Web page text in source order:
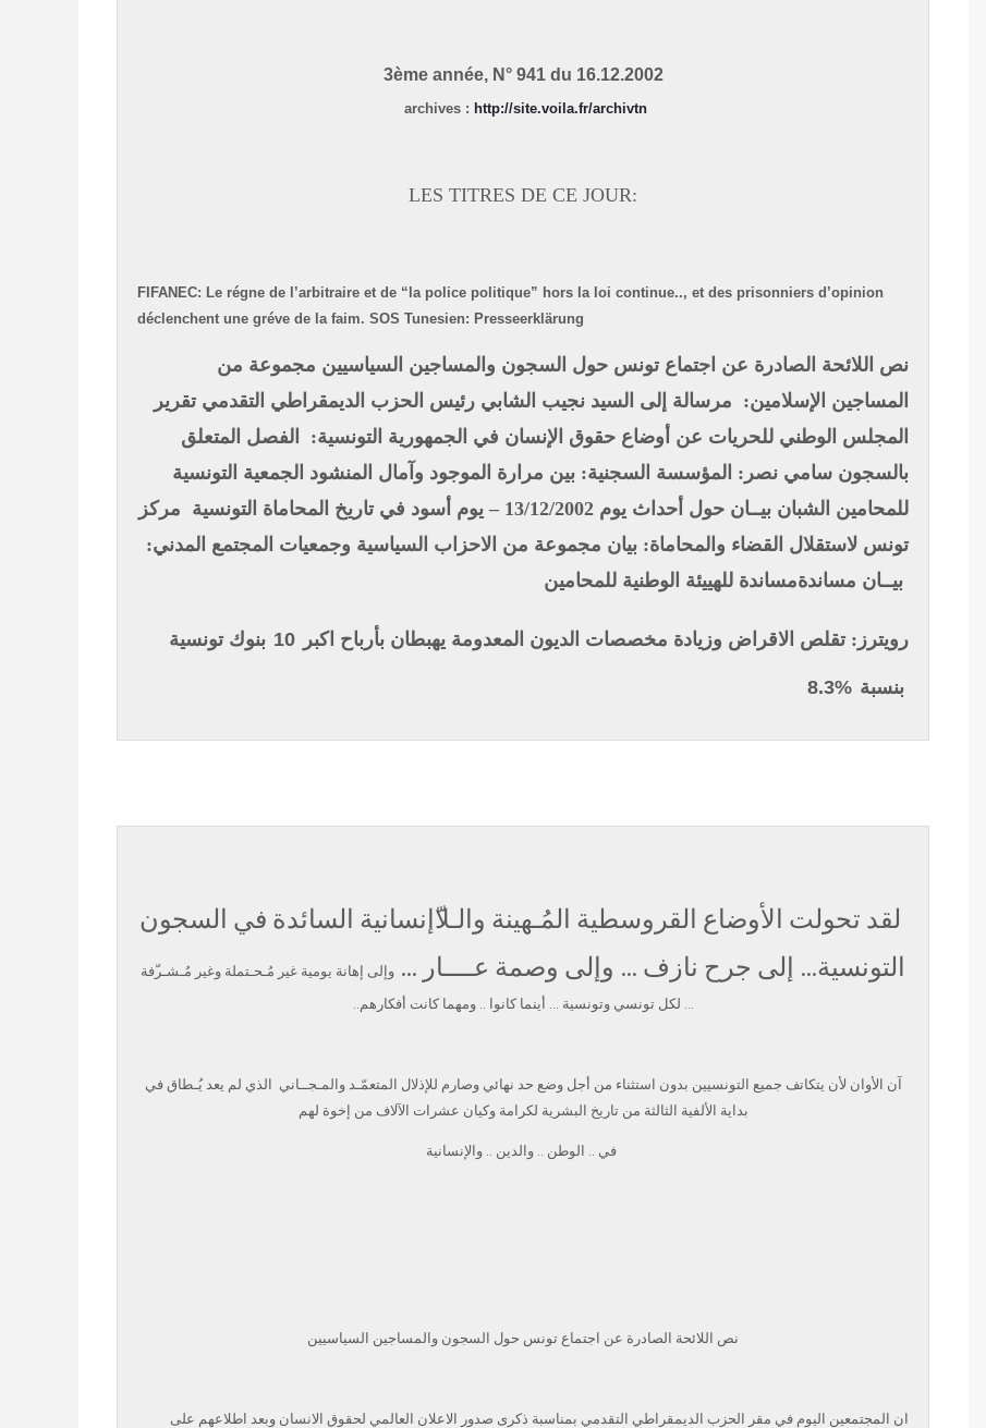
3ème année, N° 941 du 16.12.2002
archives : http://site.voila.fr/archivtn
LES TITRES DE CE JOUR:
FIFANEC: Le régne de l’arbitraire et de “la police politique” hors la loi continue.., et des prisonniers d’opinion
déclenchent une gréve de la faim. SOS Tunesien: Presseerklärung
نص اللائحة الصادرة عن اجتماع تونس حول السجون والمساجين السياسيين مجموعة من
المساجين الإسلامين: مرسالة إلى السيد نجيب الشابي رئيس الحزب الديمقراطي التقدمي تقرير
المجلس الوطني للحريات عن أوضاع حقوق الإنسان في الجمهورية التونسية: الفصل المتعلق
بالسجون سامي نصر: المؤسسة السجنية: بين مرارة الموجود وآمال المنشود الجمعية التونسية
للمحامين الشبان بيــان حول أحداث يوم 13/12/2002 – يوم أسود في تاريخ المحاماة التونسية
مركز
تونس لاستقلال القضاء والمحاماة: بيان مجموعة من الاحزاب السياسية وجمعيات المجتمع المدني:
بيــان مساندةمساندة للهييئة الوطنية للمحامين
رويترز: تقلص الاقراض وزيادة مخصصات الديون المعدومة يهبطان بأرباح اكبر 10 بنوك تونسية
بنسبة %8.3
لقد تحولت الأوضاع القروسطية المُـهينة والـلاإنسانية السائدة في السجون
التونسية… إلى جرح نازف … وإلى وصمة عــــار … وإلى إهانة يومية غير مُـحـتملة وغير مُـشـرفة
… لكل تونسي وتونسية … أينما كانوا .. ومهما كانت أفكارهم..
آن الأوان لأن يتكاتف جميع التونسيين بدون استثناء من أجل وضع حد نهائي وصارم للإﺫلال المتعمّـد والمـجــاني الذي لم يعد يُـطاق في
بداية الألفية الثالثة من تاريخ البشرية لكرامة وكيان عشرات الآلاف من إخوة لهم
في .. الوطن .. والدين .. والإنسانية
نص اللائحة الصادرة عن اجتماع تونس حول السجون والمساجين السياسيين
ان المجتمعين اليوم في مقر الحزب الديمقراطي التقدمي بمناسبة ذكرى صدور الاعلان العالمي لحقوق الانسان وبعد اطلاعهم على